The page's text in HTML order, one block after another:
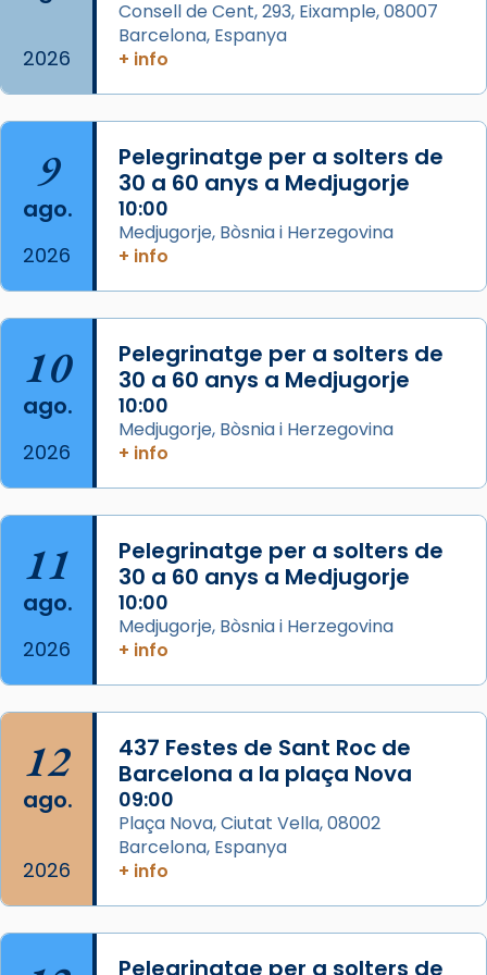
missa d’acció de gràcies en agraïment al
comitè organitzador de la visita apostòlica
L’arquebisbe de Barcelona, el cardenal Joan
Josep Omella, ha presidit la missa i l’ha
concelebrat el bisbe auxiliar de Barcelona,
Mons. David Abadías.
📸 Dr. G. Simón
Foto
Arquebisbat de Barcelona
2 weeks ago
Memòria de les santes Juliana i
Acompanyant la història de sant Cugat, a
partir de l’Edat Mitjana sorgeix la tradició
que les santes Juliana (“relatiu a Júlia”) i
Semproniana (“relatiu a Semprònia =
eterna”) són deixebles seves. I l’any 1667, el
frare Joan Gaspar Roig, afirma en una obra
que les santes són filles de l’antiga Iluro.
Mataró en reivindicarà les relíq
Foto
View on Facebook · Share
2026
Consell de Cent, 293, Eixample, 08007
Barcelona, Espanya
+ info
9
ago.
2026
Pelegrinatge per a solters de
30 a 60 anys a Medjugorje
10:00
Medjugorje, Bòsnia i Herzegovina
+ info
10
ago.
2026
Pelegrinatge per a solters de
30 a 60 anys a Medjugorje
10:00
Medjugorje, Bòsnia i Herzegovina
+ info
11
ago.
2026
Pelegrinatge per a solters de
30 a 60 anys a Medjugorje
10:00
Medjugorje, Bòsnia i Herzegovina
+ info
12
ago.
2026
437 Festes de Sant Roc de
Barcelona a la plaça Nova
09:00
Plaça Nova, Ciutat Vella, 08002
Barcelona, Espanya
+ info
Pelegrinatge per a solters de